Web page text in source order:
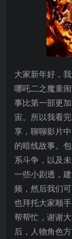
大家新年好，
哪吒二之魔童
事比第一部更
宙。所以我看
享，聊聊影片
的暗线故事。
系斗争，以及
一些小剧透，
频，然后我们
也拜托大家顺
帮帮忙，谢谢
后，人物角色